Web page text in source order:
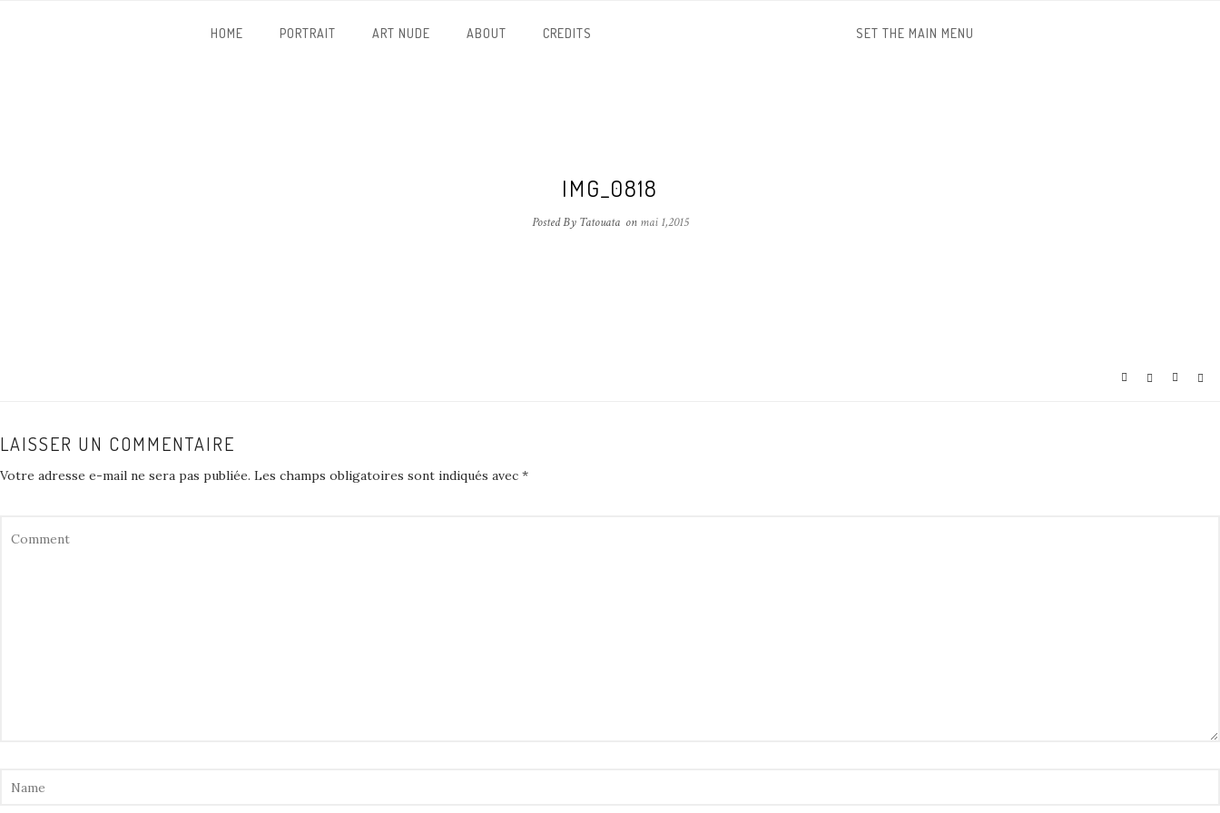
HOME PORTRAIT ART NUDE ABOUT CREDITS SET THE MAIN MENU
IMG_0818
Posted By Tatouata on mai 1,2015
LAISSER UN COMMENTAIRE
Votre adresse e-mail ne sera pas publiée. Les champs obligatoires sont indiqués avec *